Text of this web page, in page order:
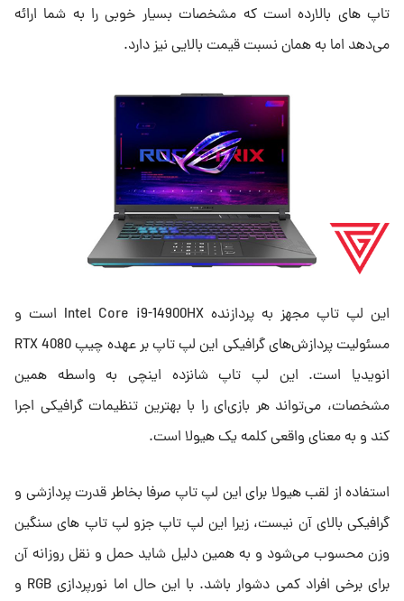
تاپ های بالارده است که مشخصات بسیار خوبی را به شما ارائه
می‌دهد اما به همان نسبت قیمت بالایی نیز دارد.
این لپ تاپ مجهز به پردازنده Intel Core i9-14900HX است و
مسئولیت پردازش‌های گرافیکی این لپ تاپ بر عهده چیپ RTX 4080
انویدیا است. این لپ تاپ شانزده اینچی به واسطه همین
مشخصات، می‌تواند هر بازی‌ای را با بهترین تنظیمات گرافیکی اجرا
کند و به معنای واقعی کلمه یک هیولا است.
استفاده از لقب هیولا برای این لپ تاپ صرفا بخاطر قدرت پردازشی و
گرافیکی بالای آن نیست، زیرا این لپ تاپ جزو لپ تاپ های سنگین
وزن محسوب می‌شود و به همین دلیل شاید حمل و نقل روزانه آن
برای برخی افراد کمی دشوار باشد. با این حال اما نورپردازی RGB و